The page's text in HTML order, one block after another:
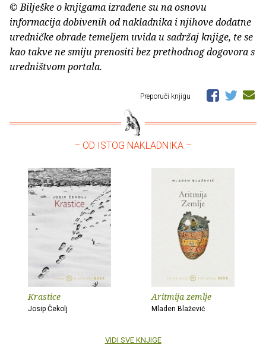
© Bilješke o knjigama izrađene su na osnovu
informacija dobivenih od nakladnika i njihove dodatne
uredničke obrade temeljem uvida u sadržaj knjige, te se
kao takve ne smiju prenositi bez prethodnog dogovora s
uredništvom portala.
Preporuči knjigu
– OD ISTOG NAKLADNIKA –
Krastice
Josip Čekolj
Aritmija zemlje
Mladen Blažević
VIDI SVE KNJIGE